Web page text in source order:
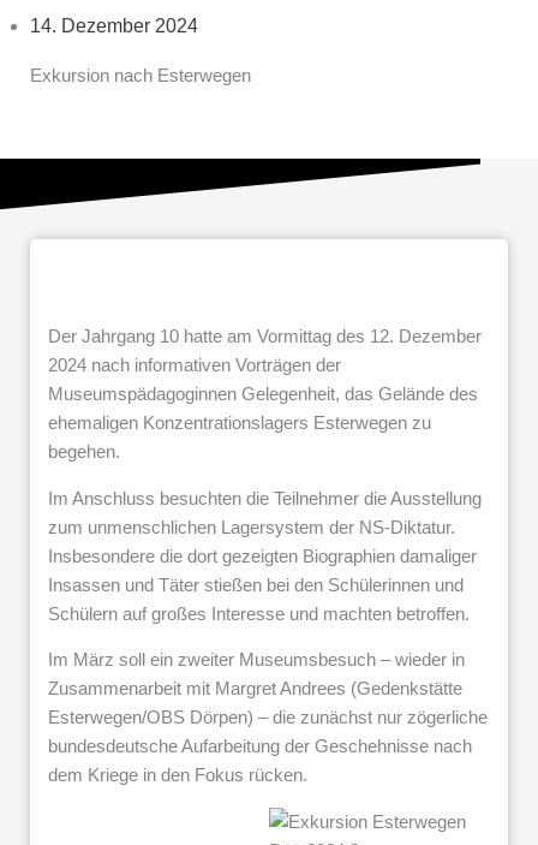
14. Dezember 2024
Exkursion nach Esterwegen
Der Jahrgang 10 hatte am Vormittag des 12. Dezember
2024 nach informativen Vorträgen der
Museumspädagoginnen Gelegenheit, das Gelände des
ehemaligen Konzentrationslagers Esterwegen zu
begehen.
Im Anschluss besuchten die Teilnehmer die Ausstellung
zum unmenschlichen Lagersystem der NS-Diktatur.
Insbesondere die dort gezeigten Biographien damaliger
Insassen und Täter stießen bei den Schülerinnen und
Schülern auf großes Interesse und machten betroffen.
Im März soll ein zweiter Museumsbesuch – wieder in
Zusammenarbeit mit Margret Andrees (Gedenkstätte
Esterwegen/OBS Dörpen) – die zunächst nur zögerliche
bundesdeutsche Aufarbeitung der Geschehnisse nach
dem Kriege in den Fokus rücken.